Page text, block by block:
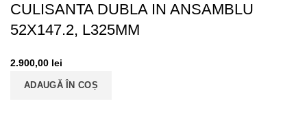
CULISANTA DUBLA IN ANSAMBLU
52X147.2, L325MM
2.900,00 lei
ADAUGĂ ÎN COȘ